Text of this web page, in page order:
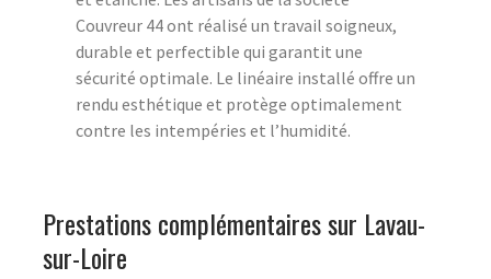
Couvreur 44 ont réalisé un travail soigneux,
durable et perfectible qui garantit une
sécurité optimale. Le linéaire installé offre un
rendu esthétique et protège optimalement
contre les intempéries et l’humidité.
Prestations complémentaires sur Lavau-
sur-Loire